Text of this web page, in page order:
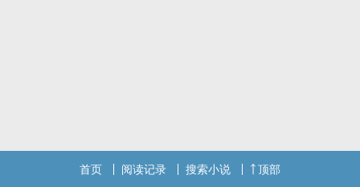
首页 阅读记录 搜索小说 顶部